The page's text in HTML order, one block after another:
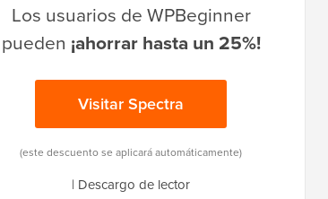
Los usuarios de WPBeginner
pueden ¡ahorrar hasta un 25%!
Visitar Spectra
(este descuento se aplicará automáticamente)
| Descargo de lector